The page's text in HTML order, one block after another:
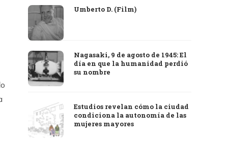
Umberto D. (Film)
Nagasaki, 9 de agosto de 1945: El
día en que la humanidad perdió
su nombre
Estudios revelan cómo la ciudad
condiciona la autonomía de las
mujeres mayores